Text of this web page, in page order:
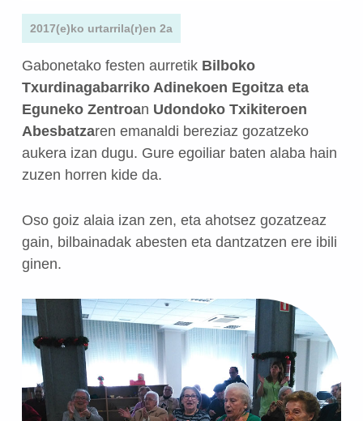
2017(e)ko urtarrila(r)en 2a
Gabonetako festen aurretik Bilboko
Txurdinagabarriko Adinekoen Egoitza eta
Eguneko Zentroan Udondoko Txikiteroen
Abesbatzaren emanaldi bereziaz gozatzeko
aukera izan dugu. Gure egoiliar baten alaba hain
zuzen horren kide da.
Oso goiz alaia izan zen, eta ahotsez gozatzeaz
gain, bilbainadak abesten eta dantzatzen ere ibili
ginen.